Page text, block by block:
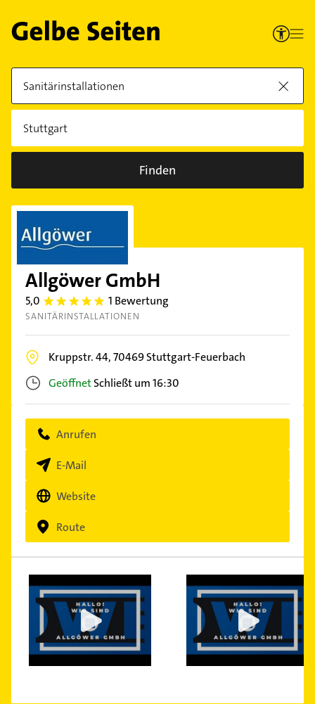
Finden
Allgöwer GmbH
5,0 5.0 1 Bewertung
SANITÄRINSTALLATIONEN
Kruppstr. 44,70469Stuttgart-Feuerbach
GeöffnetSchließt um 16:30
Anrufen
E-Mail
Website
Route